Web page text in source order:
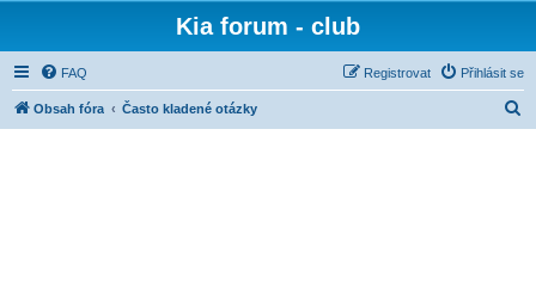
Kia forum - club
FAQ Přihlásit se
Registrovat
Obsah fóra Často kladené otázky